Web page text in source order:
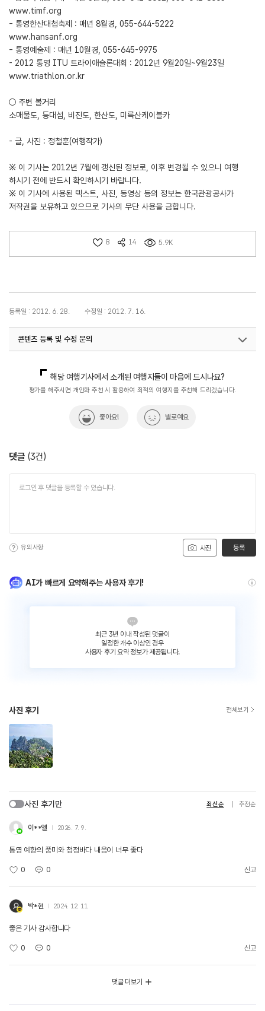
www.timf.org
- 통영한산대첩축제 : 매년 8월경, 055-644-5222
www.hansanf.org
- 통영예술제 : 매년 10월경, 055-645-9975
- 2012 통영 ITU 트라이애슬론대회 : 2012년 9월20일~9월23일
www.triathlon.or.kr
○ 주변 볼거리
소매물도, 등대섬, 비진도, 한산도, 미륵산케이블카
- 글, 사진 : 정철훈(여행작가)
※ 이 기사는 2012년 7월에 갱신된 정보로, 이후 변경될 수 있으니 여행
하시기 전에 반드시 확인하시기 바랍니다.
※ 이 기사에 사용된 텍스트, 사진, 동영상 등의 정보는 한국관광공사가
저작권을 보유하고 있으므로 기사의 무단 사용을 금합니다.
8 14 5.9K
등록일 : 2012. 6. 28. 수정일 : 2012. 7. 16.
콘텐츠 등록 및 수정 문의
해당 여행기사에서 소개된 여행지들이 마음에 드시나요?
평가를 해주시면 개인화 추천 시 활용하여 최적의 여행지를 추천해 드리겠습니다.
좋아요! 별로예요
댓글 (3건)
사진
유의사항 등록
AI가 빠르게 요약해주는 사용자 후기!
최근 3년 이내 작성된 댓글이
일정한 개수 이상인 경우
사용자 후기 요약 정보가 제공됩니다.
사진 후기 전체보기
사진 후기만 최신순 추천순
이**엘 2026. 7. 9.
통영 예향의 풍미와 청정바다 내음이 너무 좋다
0 0 신고
박*현 2024. 12. 11.
좋은 기사 감사합니다
0 0 신고
댓글 더보기